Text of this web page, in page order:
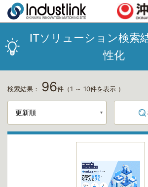
ITソリューション検索
性化
検索結果： 96件 （1 ～ 10件を表示 ）